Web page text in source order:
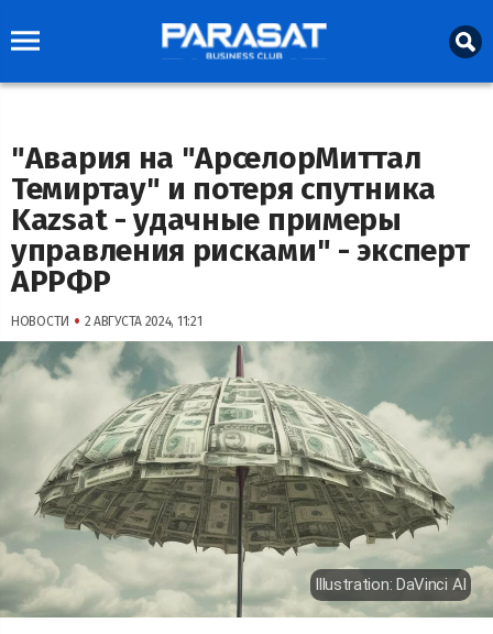
"Авария на "АрселорМиттал
Темиртау" и потеря спутника
Kazsat - удачные примеры
управления рисками" - эксперт
АРРФР
НОВОСТИ • 2 АВГУСТА 2024, 11:21
Illustration: DaVinci AI